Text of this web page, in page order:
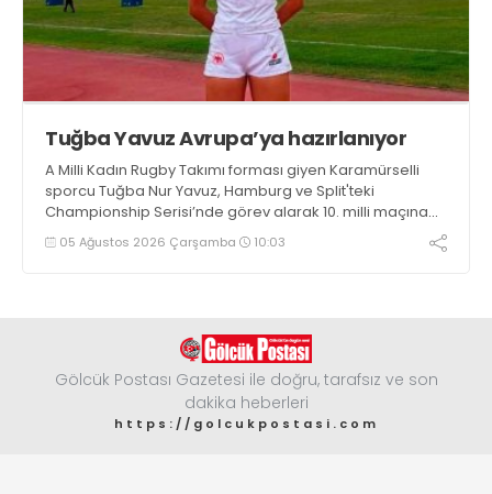
Tuğba Yavuz Avrupa’ya hazırlanıyor
A Milli Kadın Rugby Takımı forması giyen Karamürselli
sporcu Tuğba Nur Yavuz, Hamburg ve Split'teki
Championship Serisi’nde görev alarak 10. milli maçına
çıkma eşiğini geride bıraktı
05 Ağustos 2026 Çarşamba 10:03
Gölcük Postası Gazetesi ile doğru, tarafsız ve son
dakika heberleri
https://golcukpostasi.com